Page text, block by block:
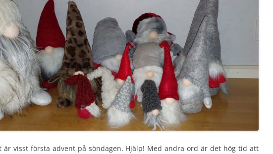
är visst första advent på söndagen. Hjälp! Med andra ord är det hög tid att